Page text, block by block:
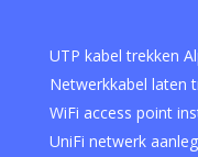
UTP kabel trekken
Netwerkkabel laten
WiFi access point
UniFi netwerk